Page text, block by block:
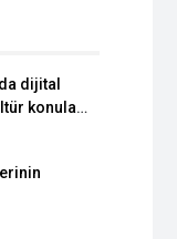
dijital
konuları